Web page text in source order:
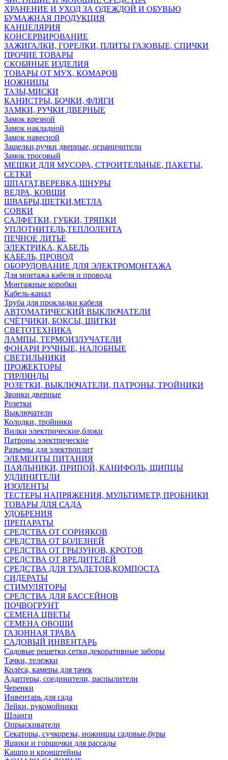
ХРАНЕНИЕ И УХОД ЗА ОДЕЖДОЙ И ОБУВЬЮ
БУМАЖНАЯ ПРОДУКЦИЯ
КАНЦЕЛЯРИЯ
КОНСЕРВИРОВАНИЕ
ЗАЖИГАЛКИ, ГОРЕЛКИ, ПЛИТЫ ГАЗОВЫЕ, СПИЧКИ
ПРОЧИЕ ТОВАРЫ
СКОБЯНЫЕ ИЗДЕЛИЯ
ТОВАРЫ ОТ МУХ, КОМАРОВ
НОЖНИЦЫ
ТАЗЫ,МИСКИ
КАНИСТРЫ, БОЧКИ, ФЛЯГИ
ЗАМКИ, РУЧКИ ДВЕРНЫЕ
Замок врезной
Замок накладной
Замок навесной
Защелки,ручки дверные, ограничители
Замок тросовый
МЕШКИ ДЛЯ МУСОРА, СТРОИТЕЛЬНЫЕ, ПАКЕТЫ,
СЕТКИ
ШПАГАТ,ВЕРЕВКА,ШНУРЫ
ВЕДРА, КОВШИ
ШВАБРЫ,ЩЕТКИ,МЕТЛА
СОВКИ
САЛФЕТКИ, ГУБКИ, ТРЯПКИ
УПЛОТНИТЕЛЬ,ТЕПЛОЛЕНТА
ПЕЧНОЕ ЛИТЬЕ
ЭЛЕКТРИКА, КАБЕЛЬ
КАБЕЛЬ, ПРОВОД
ОБОРУДОВАНИЕ ДЛЯ ЭЛЕКТРОМОНТАЖА
Для монтажа кабеля и провода
Монтажные коробки
Кабель-канал
Труба для прокладки кабеля
АВТОМАТИЧЕСКИЙ ВЫКЛЮЧАТЕЛИ
СЧЁТЧИКИ, БОКСЫ, ЩИТКИ
СВЕТОТЕХНИКА
ЛАМПЫ, ТЕРМОИЗЛУЧАТЕЛИ
ФОНАРИ РУЧНЫЕ, НАЛОБНЫЕ
СВЕТИЛЬНИКИ
ПРОЖЕКТОРЫ
ГИРЛЯНДЫ
РОЗЕТКИ, ВЫКЛЮЧАТЕЛИ, ПАТРОНЫ, ТРОЙНИКИ
Звонки дверные
Розетки
Выключатели
Колодки, тройники
Вилки электрические,блоки
Патроны электрические
Разъемы для электроплит
ЭЛЕМЕНТЫ ПИТАНИЯ
ПАЯЛЬНИКИ, ПРИПОЙ, КАНИФОЛЬ, ЩИПЦЫ
УДЛИНИТЕЛИ
ИЗОЛЕНТЫ
ТЕСТЕРЫ НАПРЯЖЕНИЯ, МУЛЬТИМЕТР, ПРОБНИКИ
ТОВАРЫ ДЛЯ САДА
УДОБРЕНИЯ
ПРЕПАРАТЫ
СРЕДСТВА ОТ СОРНЯКОВ
СРЕДСТВА ОТ БОЛЕЗНЕЙ
СРЕДСТВА ОТ ГРЫЗУНОВ, КРОТОВ
СРЕДСТВА ОТ ВРЕДИТЕЛЕЙ
СРЕДСТВА ДЛЯ ТУАЛЕТОВ,КОМПОСТА
СИДЕРАТЫ
СТИМУЛЯТОРЫ
СРЕДСТВА ДЛЯ БАССЕЙНОВ
ПОЧВОГРУНТ
СЕМЕНА ЦВЕТЫ
СЕМЕНА ОВОЩИ
ГАЗОННАЯ ТРАВА
САДОВЫЙ ИНВЕНТАРЬ
Садовые решетки,сетки,декоративные заборы
Тачки, тележки
Колёса, камеры для тачек
Адаптеры, соединители, распылители
Черенки
Инвентарь для сада
Лейки, рукомойники
Шланги
Опрыскиватели
Секаторы, сучкорезы, ножницы садовые,буры
Ящики и горшочки для рассады
Кашпо и кронштейны